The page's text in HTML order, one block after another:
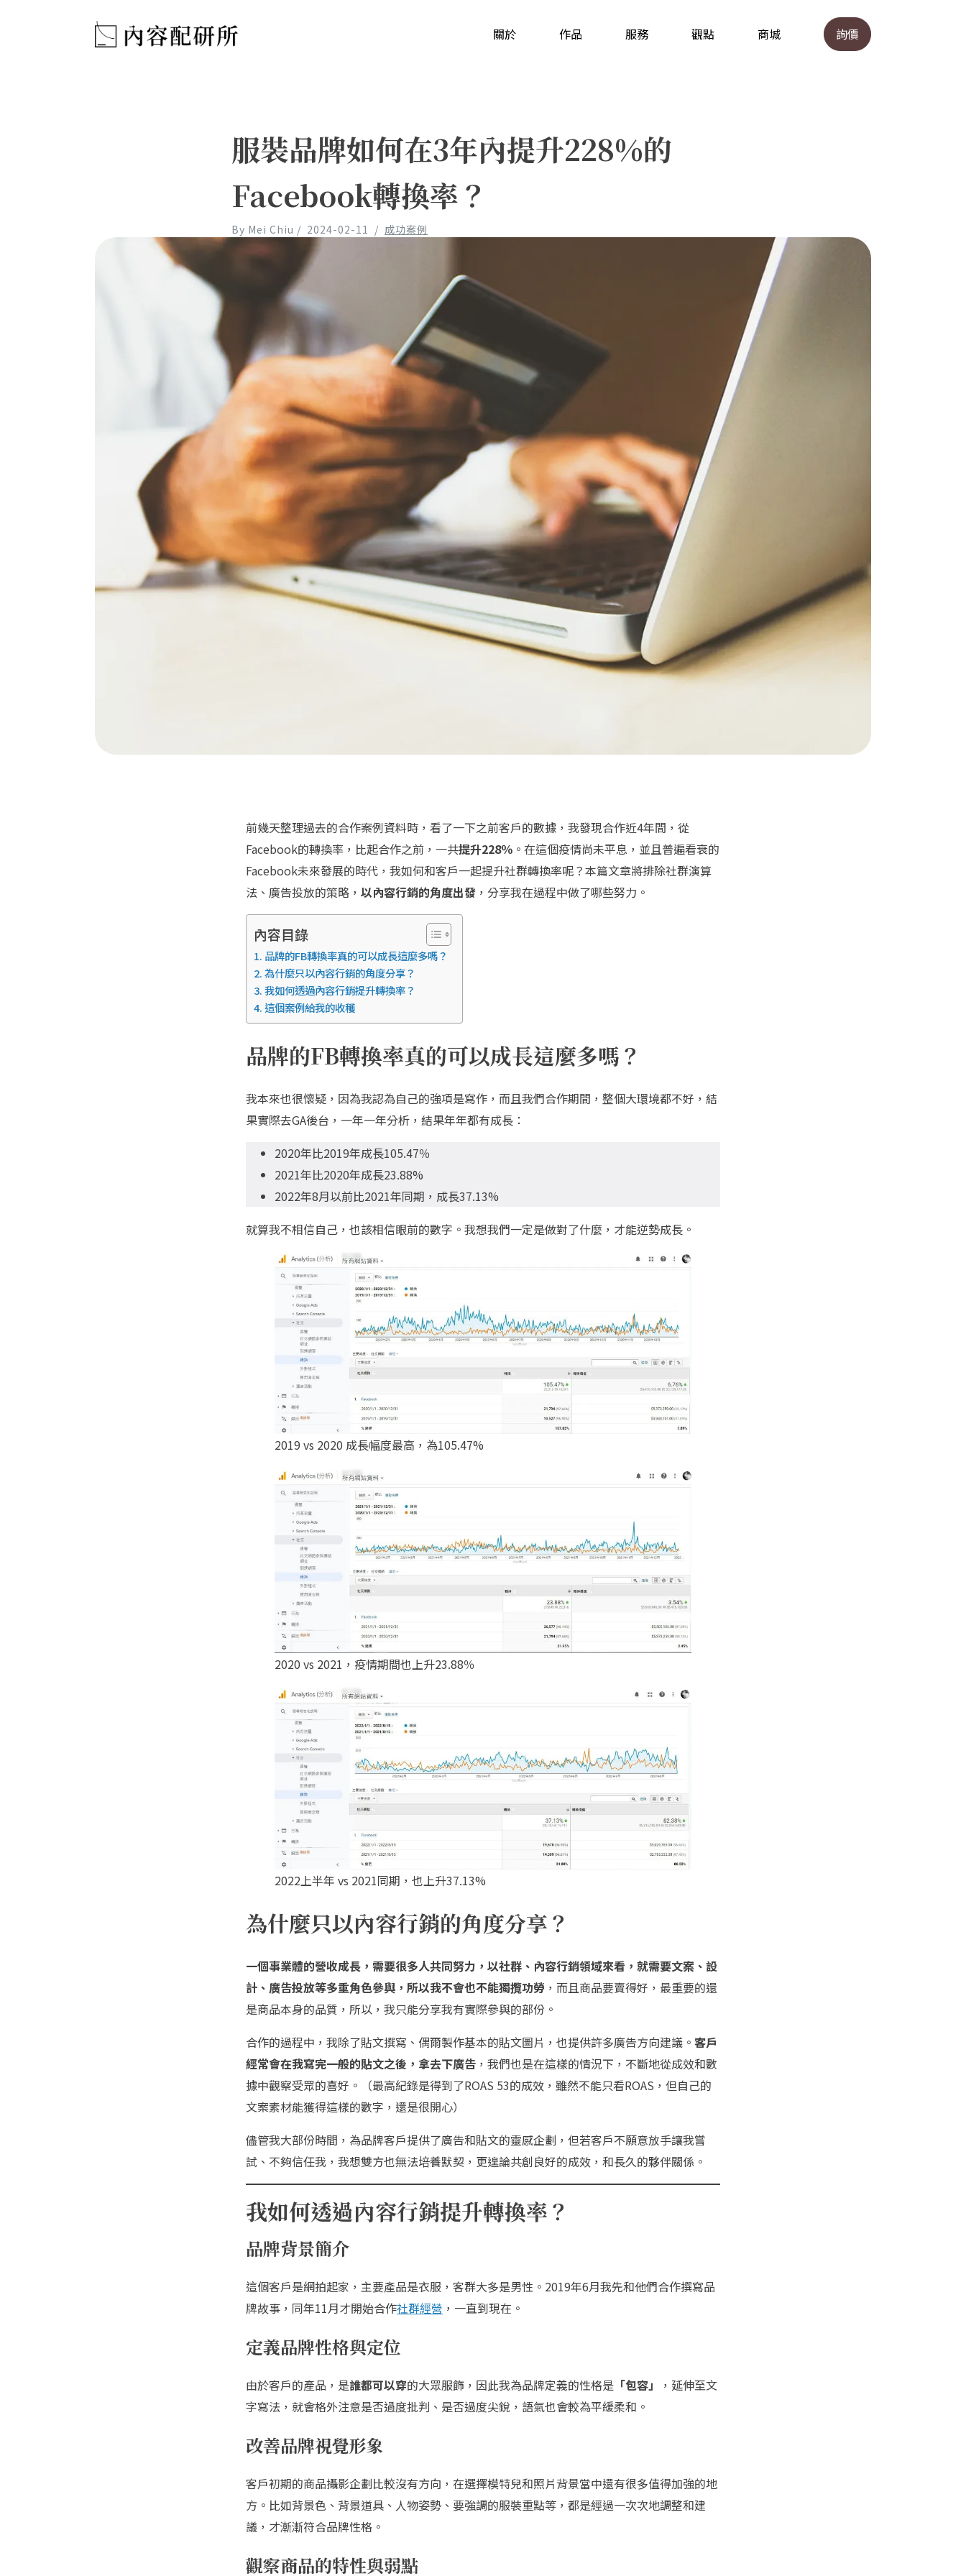
關於 作品 服務 觀點 商城 詢價
服裝品牌如何在3年內提升228%的
Facebook轉換率？
By Mei Chiu / 2024-02-11 / 成功案例
前幾天整理過去的合作案例資料時，看了一下之前客戶的數據，我發現合作近4年間，從
Facebook的轉換率，比起合作之前，一共提升228％ 。在這個疫情尚未平息，並且普遍看衰的
Facebook未來發展的時代，我如何和客戶一起提升社群轉換率呢？本篇文章將排除社群演算
法、廣告投放的策略， 以內容行銷的角度出發 ，分享我在過程中做了哪些努力。
內容目錄
品牌的FB轉換率真的可以成長這麼多嗎？
為什麼只以內容行銷的角度分享？
我如何透過內容行銷提升轉換率？
這個案例給我的收穫
品牌的FB轉換率真的可以成長這麼多嗎？
我本來也很懷疑，因為我認為自己的強項是寫作，而且我們合作期間，整個大環境都不好，結
果實際去GA後台，一年一年分析，結果年年都有成長：
2020年比2019年成長105.47％
2021年比2020年成長23.88%
2022年8月以前比2021年同期，成長37.13%
就算我不相信自己，也該相信眼前的數字。我想我們一定是做對了什麼，才能逆勢成長。
2019 vs 2020 成長幅度最高，為105.47%
2020 vs 2021，疫情期間也上升23.88％
2022上半年 vs 2021同期，也上升37.13%
為什麼只以內容行銷的角度分享？
一個事業體的營收成長，需要很多人共同努力，以社群、內容行銷領域來看，就需要文案、設
計、廣告投放等多重角色參與，所以我不會也不能獨攬功勞 ，而且商品要賣得好，最重要的還
是商品本身的品質，所以，我只能分享我有實際參與的部份。
合作的過程中，我除了貼文撰寫、偶爾製作基本的貼文圖片，也提供許多廣告方向建議。 客戶
經常會在我寫完一般的貼文之後，拿去下廣告 ，我們也是在這樣的情況下，不斷地從成效和數
據中觀察受眾的喜好。（最高紀錄是得到了ROAS 53的成效，雖然不能只看ROAS，但自己的
文案素材能獲得這樣的數字，還是很開心）
儘管我大部份時間，為品牌客戶提供了廣告和貼文的靈感企劃，但若客戶不願意放手讓我嘗
試、不夠信任我，我想雙方也無法培養默契，更遑論共創良好的成效，和長久的夥伴關係。
我如何透過內容行銷提升轉換率？
品牌背景簡介
這個客戶是網拍起家，主要產品是衣服，客群大多是男性。2019年6月我先和他們合作撰寫品
牌故事，同年11月才開始合作社群經營 ，一直到現在。
定義品牌性格與定位
由於客戶的產品，是誰都可以穿的大眾服飾，因此我為品牌定義的性格是 「包容」
，延伸至文
字寫法，就會格外注意是否過度批判、是否過度尖銳，語氣也會較為平緩柔和。
改善品牌視覺形象
客戶初期的商品攝影企劃比較沒有方向，在選擇模特兒和照片背景當中還有很多值得加強的地
方。比如背景色、背景道具、人物姿勢、要強調的服裝重點等，都是經過一次次地調整和建
議，才漸漸符合品牌性格。
觀察商品的特性與弱點